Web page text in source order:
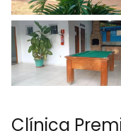
Clínica